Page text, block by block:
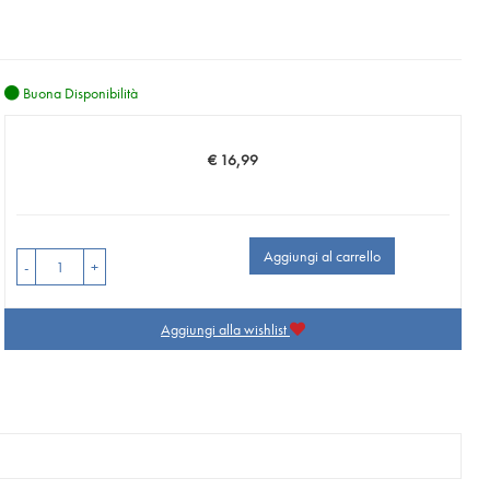
Buona Disponibilità
Prezzo
€ 16,99
- +
Aggiungi al carrello
Aggiungi alla wishlist